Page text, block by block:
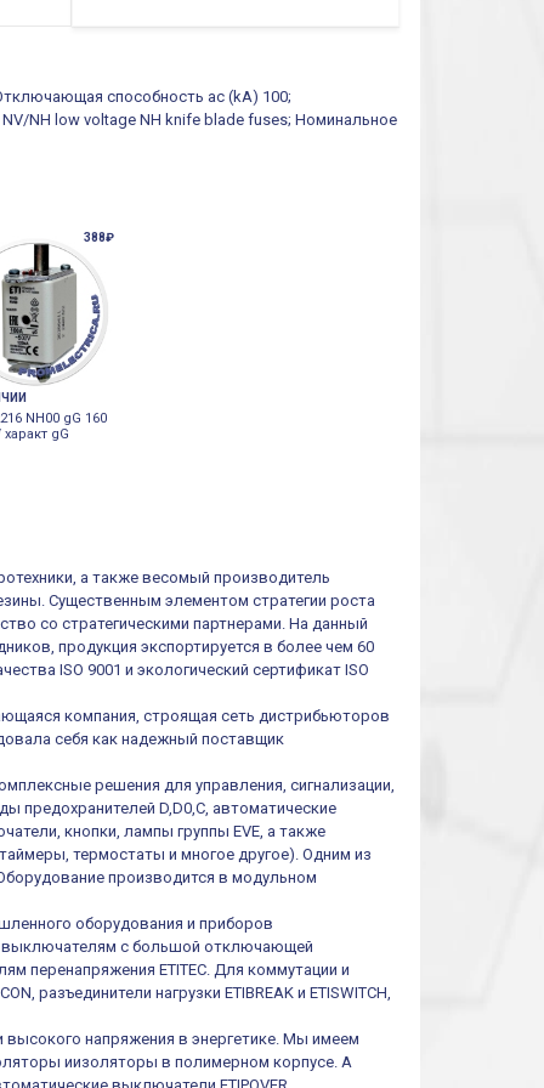
способность ac (kA) 100;
NH low voltage NH knife blade fuses; Номинальное
388₽
NH00 gG 160
характ gG
а также весомый производитель
Существенным элементом стратегии роста
со стратегическими партнерами. На данный
продукция экспортируется в более чем 60
ISO 9001 и экологический сертификат ISO
компания, строящая сеть дистрибьюторов
себя как надежный поставщик
решения для управления, сигнализации,
предохранителей D,D0,C, автоматические
кнопки, лампы группы EVE, а также
термостаты и многое другое). Одним из
производится в модульном
оборудования и приборов
выключателям с большой отключающей
перенапряжения ETITEC. Для коммутации и
разъединители нагрузки ETIBREAK и ETISWITCH,
высокого напряжения в энергетике. Мы имеем
иизоляторы в полимерном корпусе. А